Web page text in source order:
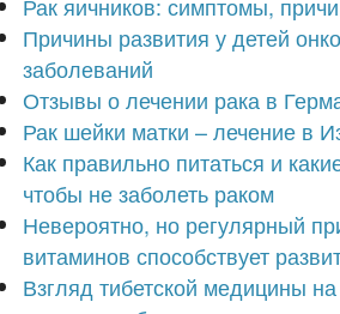
Причины развития у детей
заболеваний
Отзывы о лечении рака в
Рак шейки матки – лечение в
Как правильно питаться и
чтобы не заболеть раком
Невероятно, но регулярный
витаминов способствует
Взгляд тибетской медицины